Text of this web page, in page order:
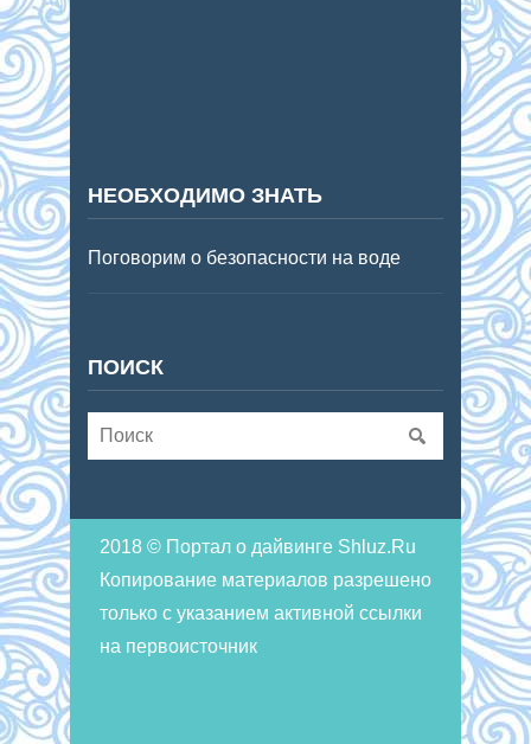
НЕОБХОДИМО ЗНАТЬ
Поговорим о безопасности на воде
ПОИСК
2018 © Портал о дайвинге Shluz.Ru
Копирование материалов разрешено
только с указанием активной ссылки
на первоисточник